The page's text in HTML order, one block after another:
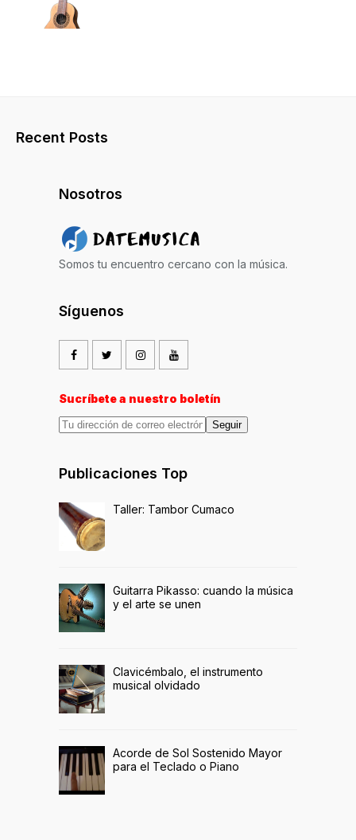
Recent Posts
Nosotros
Somos tu encuentro cercano con la música.
Síguenos
Sucríbete a nuestro boletín
Seguir
Publicaciones Top
Taller: Tambor Cumaco
Guitarra Pikasso: cuando la música
y el arte se unen
Clavicémbalo, el instrumento
musical olvidado
Acorde de Sol Sostenido Mayor
para el Teclado o Piano